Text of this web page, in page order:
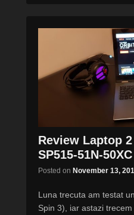
Review Laptop
SP515-51N-50XC
Posted on November 13,
Luna trecuta am testat
Spin 3), iar astazi